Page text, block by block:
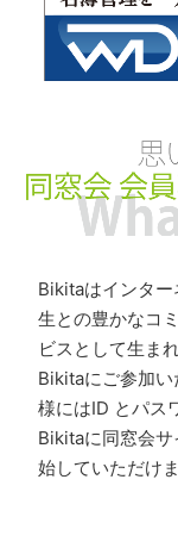
Bikitaはインタ
生との豊かなコ
ビスとして生ま
Bikitaにご参加
様にはID とパス
Bikitaに同窓会
始していただけま